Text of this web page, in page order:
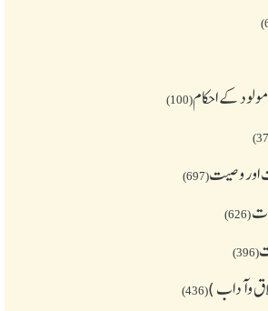
کے احکام(100)
اور وصیت(697)
(626)
(396)
وآداب )(436)